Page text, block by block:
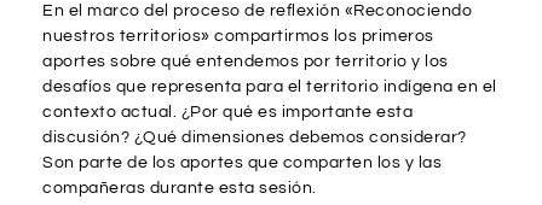
En el marco del proceso de reflexión «Reconociendo
nuestros territorios» compartirmos los primeros
aportes sobre qué entendemos por territorio y los
desafíos que representa para el territorio indígena en el
contexto actual. ¿Por qué es importante esta
discusión? ¿Qué dimensiones debemos considerar?
Son parte de los aportes que comparten los y las
compañeras durante esta sesión.